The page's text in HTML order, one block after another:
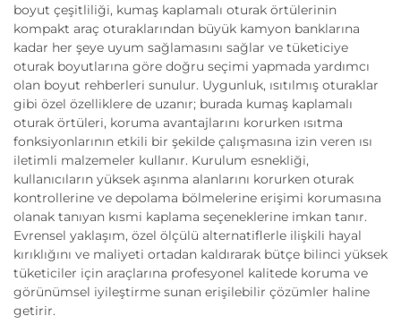
boyut çeşitliliği, kumaş kaplamalı oturak örtülerinin
kompakt araç oturaklarından büyük kamyon banklarına
kadar her şeye uyum sağlamasını sağlar ve tüketiciye
oturak boyutlarına göre doğru seçimi yapmada yardımcı
olan boyut rehberleri sunulur. Uygunluk, ısıtılmış oturaklar
gibi özel özelliklere de uzanır; burada kumaş kaplamalı
oturak örtüleri, koruma avantajlarını korurken ısıtma
fonksiyonlarının etkili bir şekilde çalışmasına izin veren ısı
iletimli malzemeler kullanır. Kurulum esnekliği,
kullanıcıların yüksek aşınma alanlarını korurken oturak
kontrollerine ve depolama bölmelerine erişimi korumasına
olanak tanıyan kısmi kaplama seçeneklerine imkan tanır.
Evrensel yaklaşım, özel ölçülü alternatiflerle ilişkili hayal
kırıklığını ve maliyeti ortadan kaldırarak bütçe bilinci yüksek
tüketiciler için araçlarına profesyonel kalitede koruma ve
görünümsel iyileştirme sunan erişilebilir çözümler haline
getirir.